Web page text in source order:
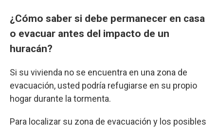
¿Cómo saber si debe permanecer en casa
o evacuar antes del impacto de un
huracán?
Si su vivienda no se encuentra en una zona de
evacuación, usted podría refugiarse en su propio
hogar durante la tormenta.
Para localizar su zona de evacuación y los posibles